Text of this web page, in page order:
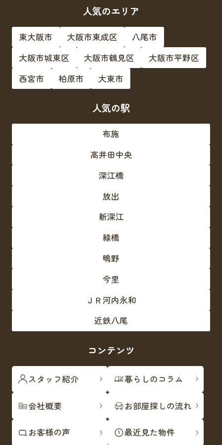
人気のエリア
東大阪市 大阪市東成区
八尾市
大阪市城東区
大阪市鶴見区
大阪市平野区
西宮市
柏原市 大東市
人気の駅
布施
高井田中央
深江橋
放出
新深江
緑橋
鴫野
今里
ＪＲ河内永和
近鉄八尾
コンテンツ
スタッフ紹介 暮らしのコラム
会社概要 お部屋探しの流れ
お客様の声 最近見た物件